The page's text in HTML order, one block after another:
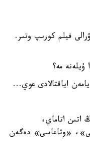
فيلم كورىپ وتىر.
مە؟
اياقتالادى عوي...
اتىن اتاماي،
«وتاعاسى» دەگەن